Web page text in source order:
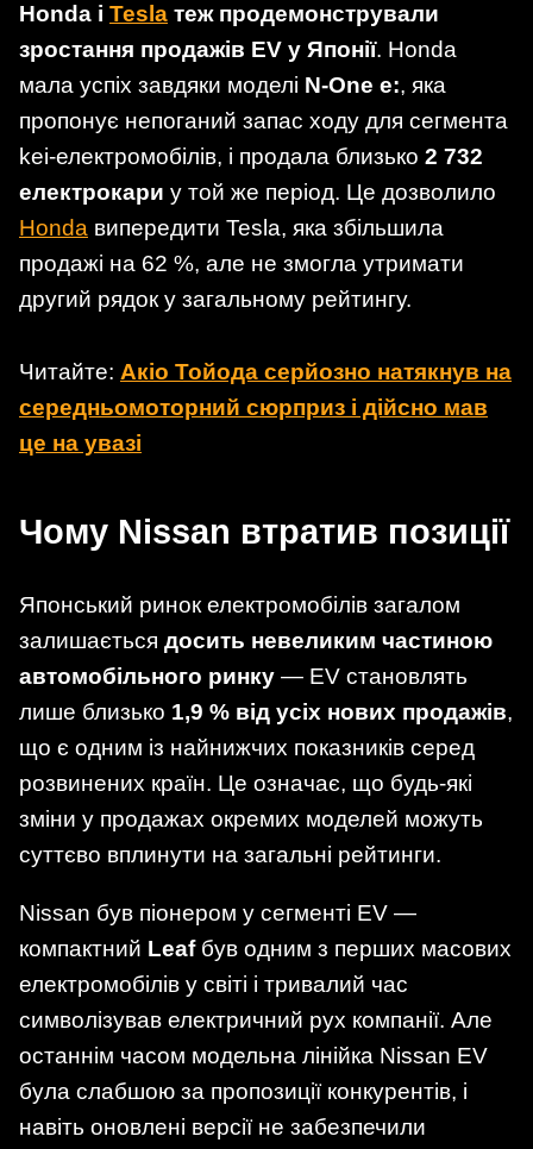
Honda і Tesla теж продемонстрували
зростання продажів EV у Японії. Honda
мала успіх завдяки моделі N-One e:, яка
пропонує непоганий запас ходу для сегмента
kei-електромобілів, і продала близько 2 732
електрокари у той же період. Це дозволило
Honda випередити Tesla, яка збільшила
продажі на 62 %, але не змогла утримати
другий рядок у загальному рейтингу.
Читайте: Акіо Тойода серйозно натякнув на
середньомоторний сюрприз і дійсно мав
це на увазі
Чому Nissan втратив позиції
Японський ринок електромобілів загалом
залишається досить невеликим частиною
автомобільного ринку — EV становлять
лише близько 1,9 % від усіх нових продажів,
що є одним із найнижчих показників серед
розвинених країн. Це означає, що будь-які
зміни у продажах окремих моделей можуть
суттєво вплинути на загальні рейтинги.
Nissan був піонером у сегменті EV —
компактний Leafбув одним з перших масових
електромобілів у світі і тривалий час
символізував електричний рух компанії. Але
останнім часом модельна лінійка Nissan EV
була слабшою за пропозиції конкурентів, і
навіть оновлені версії не забезпечили